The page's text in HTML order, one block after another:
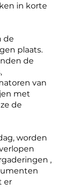
in korte
de
plaats.
de
van
met
de
worden
,
er